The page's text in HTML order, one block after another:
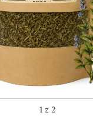
1 z 2